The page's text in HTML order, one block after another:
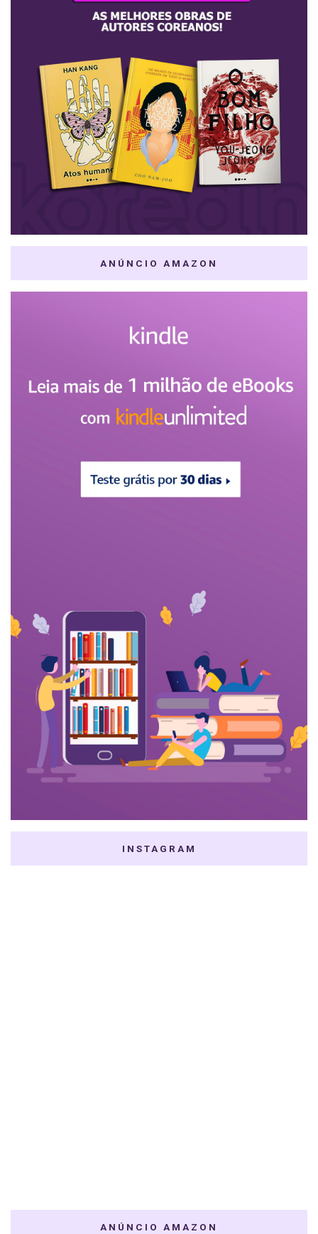
ANÚNCIO AMAZON
INSTAGRAM
ANÚNCIO AMAZON